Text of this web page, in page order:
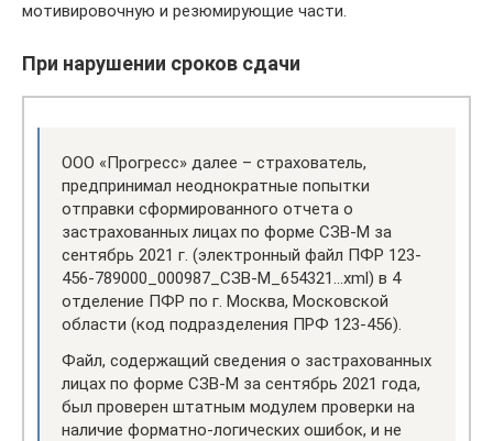
мотивировочную и резюмирующие части.
При нарушении сроков сдачи
ООО «Прогресс» далее – страхователь,
предпринимал неоднократные попытки
отправки сформированного отчета о
застрахованных лицах по форме СЗВ-М за
сентябрь 2021 г. (электронный файл ПФР 123-
456-789000_000987_СЗВ-М_654321…xml) в 4
отделение ПФР по г. Москва, Московской
области (код подразделения ПРФ 123-456).
Файл, содержащий сведения о застрахованных
лицах по форме СЗВ-М за сентябрь 2021 года,
был проверен штатным модулем проверки на
наличие форматно-логических ошибок, и не